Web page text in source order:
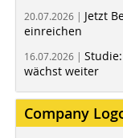
20.07.2026 | Jetzt
einreichen
16.07.2026 |
wächst weiter
Company